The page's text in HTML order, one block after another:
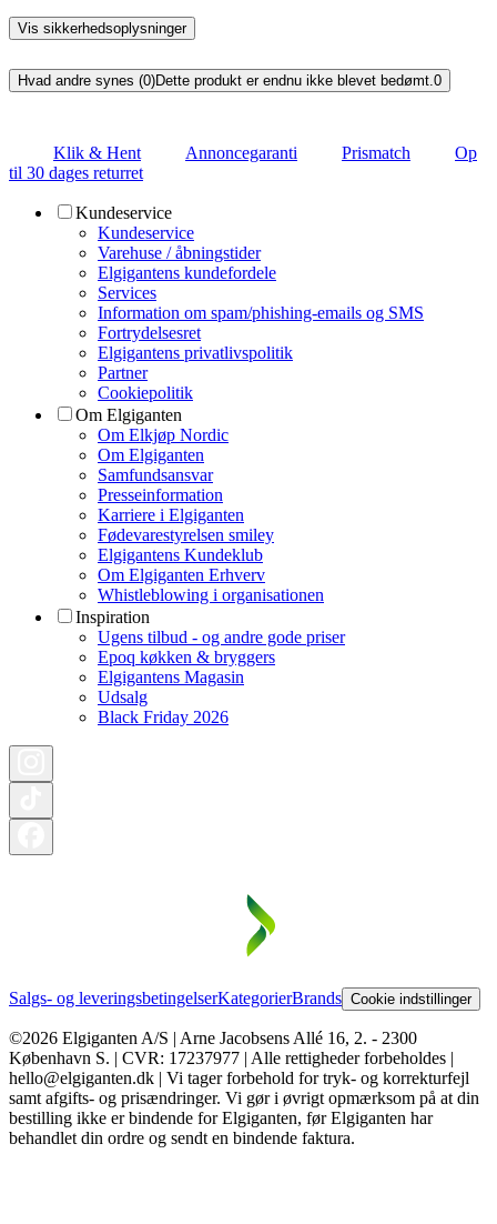
Vis sikkerhedsoplysninger
Hvad andre synes (0)Dette produkt er endnu ikke blevet bedømt.0
Klik & Hent Annoncegaranti Prismatch
Op
til 30 dages returret
Kundeservice
Kundeservice
Varehuse / åbningstider
Elgigantens kundefordele
Services
Information om spam/phishing-emails og SMS
Fortrydelsesret
Elgigantens privatlivspolitik
Partner
Cookiepolitik
Om Elgiganten
Om Elkjøp Nordic
Om Elgiganten
Samfundsansvar
Presseinformation
Karriere i Elgiganten
Fødevarestyrelsen smiley
Elgigantens Kundeklub
Om Elgiganten Erhverv
Whistleblowing i organisationen
Inspiration
Ugens tilbud - og andre gode priser
Epoq køkken & bryggers
Elgigantens Magasin
Udsalg
Black Friday 2026
Salgs- og leveringsbetingelserKategorierBrands Cookie indstillinger
©2026 Elgiganten A/S | Arne Jacobsens Allé 16, 2. - 2300
København S. | CVR: 17237977 | Alle rettigheder forbeholdes |
hello@elgiganten.dk | Vi tager forbehold for tryk- og korrekturfejl
samt afgifts- og prisændringer. Vi gør i øvrigt opmærksom på at din
bestilling ikke er bindende for Elgiganten, før Elgiganten har
behandlet din ordre og sendt en bindende faktura.